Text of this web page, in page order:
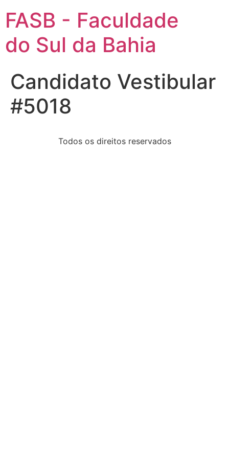
FASB - Faculdade
do Sul da Bahia
Candidato Vestibular
#5018
Todos os direitos reservados